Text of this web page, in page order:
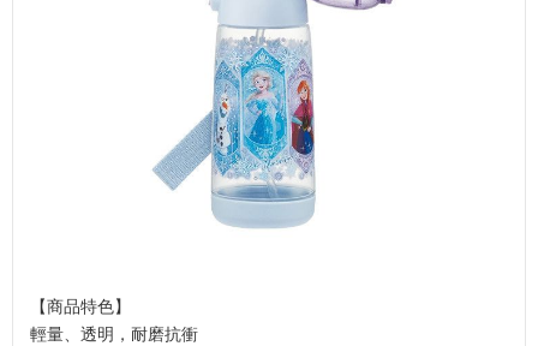
【商品特色】
輕量、透明，耐磨抗衝